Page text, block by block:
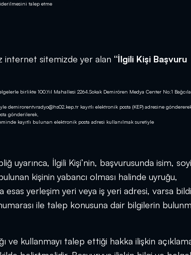
talep etme
internet sitemizde yer alan ‘‘İlgili Kişi Başvuru
birlikte 100.Yıl Mahallesi 2264.Sokak Demirören Medya Center No:1
demirorentvradyo@hs02.kep.tr kayıtlı elektronik posta (KEP) adresine
gönderilerek,
kayıtlı bulunan elektronik posta adresi kullanılmak suretiyle
uyarınca, İlgili Kişi’nin, başvurusunda isim,
kişinin yabancı olması halinde uyruğu,
esas yerleşim yeri veya iş yeri adresi, varsa
ile talep konusuna dair bilgilerin
ve kullanmayı talep ettiği hakka ilişkin